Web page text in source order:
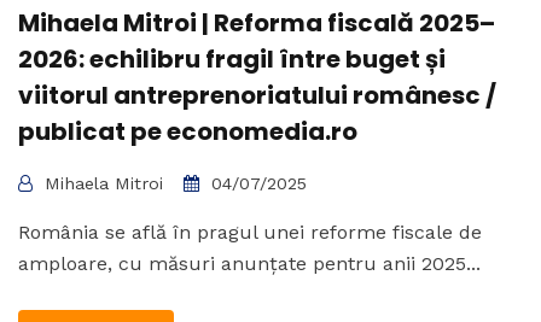
Mihaela Mitroi | Reforma fiscală 2025–
2026: echilibru fragil între buget și
viitorul antreprenoriatului românesc /
publicat pe economedia.ro
Mihaela Mitroi 04/07/2025
România se află în pragul unei reforme fiscale de
amploare, cu măsuri anunțate pentru anii 2025...